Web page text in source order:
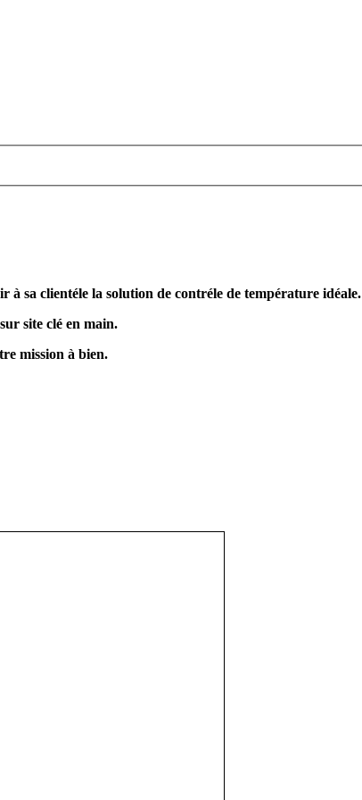
à sa clientéle la solution de contréle de température idéale.
site clé en main.
mission à bien.